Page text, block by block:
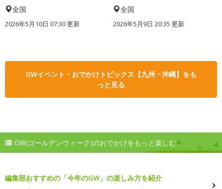
全国
2026年5月10日 07:30 更新
全国
2026年5月9日 20:35 更新
GWイベント・おでかけトピックス【九州・沖縄】をも
っと見る
GW(ゴールデンウィーク)のおでかけをもっと楽しむ
編集部おすすめの「今年のGW」の楽しみ方を紹介